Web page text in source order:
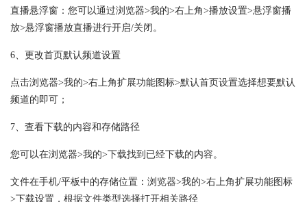
直播悬浮窗：您可以通过浏览器>我的>右上角>播放设置>悬浮窗播
放>悬浮窗播放直播进行开启/关闭。
6、更改首页默认频道设置
点击浏览器>我的>右上角扩展功能图标>默认首页设置选择想要默认
频道的即可；
7、查看下载的内容和存储路径
您可以在浏览器>我的>下载找到已经下载的内容。
文件在手机/平板中的存储位置：浏览器>我的>右上角扩展功能图标
>下载设置，根据文件类型选择打开相关路径